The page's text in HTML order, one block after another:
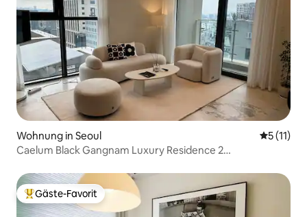
Wohnung in Seoul
5 (11)
Caelum Black Gangnam Luxury Residence 2
Beliebter Gäste-Favorit.
Gäste-Favorit